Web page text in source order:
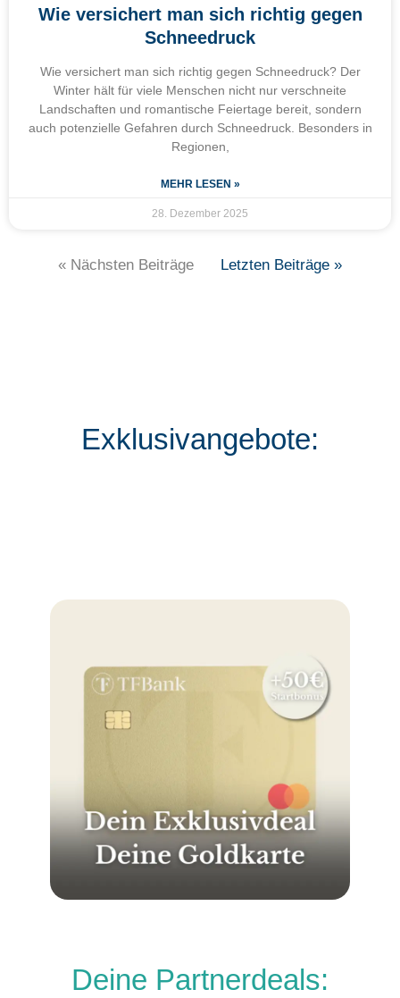
Wie versichert man sich richtig gegen
Schneedruck
Wie versichert man sich richtig gegen Schneedruck? Der
Winter hält für viele Menschen nicht nur verschneite
Landschaften und romantische Feiertage bereit, sondern
auch potenzielle Gefahren durch Schneedruck. Besonders in
Regionen,
MEHR LESEN »
28. Dezember 2025
« Nächsten Beiträge Letzten Beiträge »
Exklusivangebote:
Deine Partnerdeals: